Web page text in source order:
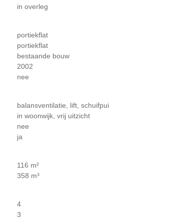
in overleg
portiekflat
portiekflat
bestaande bouw
2002
nee
balansventilatie, lift, schuifpui
in woonwijk, vrij uitzicht
nee
ja
116 m²
358 m³
4
3